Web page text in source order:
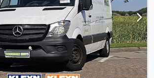
الفرامل المانعة للانغلاق (ABS), نظام الملاحة ,